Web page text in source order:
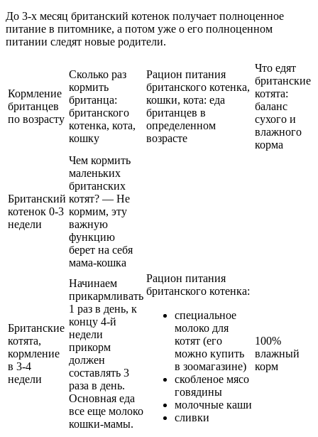
До 3-х месяц британский котенок получает полноценное
питание в питомнике, а потом уже о его полноценном
питании следят новые родители.
Кормление
британцев
по возрасту
Сколько раз
кормить
британца:
британского
котенка, кота,
кошку
Рацион питания
британского котенка,
кошки, кота: еда
британцев в
определенном
возрасте
Что едят
британские
котята:
баланс
сухого и
влажного
корма
Британский
котенок 0-3
недели
Чем кормить
маленьких
британских
котят? — Не
кормим, эту
важную
функцию
берет на себя
мама-кошка
Британские
котята,
кормление
в 3-4
недели
Начинаем
прикармливать
1 раз в день, к
концу 4-й
недели
прикорм
должен
составлять 3
раза в день.
Основная еда
все еще молоко
кошки-мамы.
Рацион питания
британского котенка:
специальное
молоко для
котят (его
можно купить
в зоомагазине)
скобленое мясо
говядины
молочные каши
сливки
100%
влажный
корм